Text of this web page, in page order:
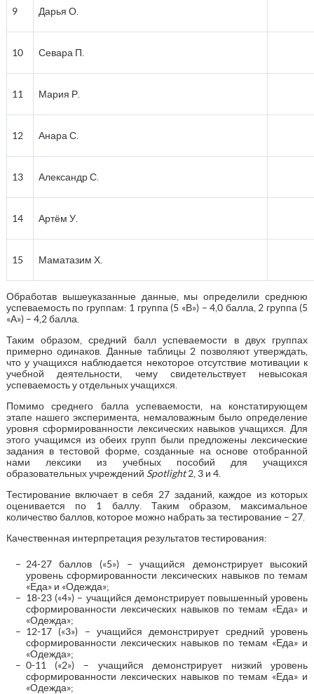
9 Дарья О.
10 Севара П.
11 Мария Р.
12 Анара С.
13 Александр С.
14 Артём У.
15 Маматазим Х.
Обработав вышеуказанные данные, мы определили среднюю
успеваемость по группам: 1 группа (5 «В») – 4,0 балла, 2 группа (5
«А») – 4,2 балла.
Таким образом, средний балл успеваемости в двух группах
примерно одинаков. Данные таблицы 2 позволяют утверждать,
что у учащихся наблюдается некоторое отсутствие мотивации к
учебной деятельности, чему свидетельствует невысокая
успеваемость у отдельных учащихся.
Помимо среднего балла успеваемости, на констатирующем
этапе нашего эксперимента, немаловажным было определение
уровня сформированности лексических навыков учащихся. Для
этого учащимся из обеих групп были предложены лексические
задания в тестовой форме, созданные на основе отобранной
нами лексики из учебных пособий для учащихся
образовательных учреждений Spotlight2, 3 и 4.
Тестирование включает в себя 27 заданий, каждое из которых
оценивается по 1 баллу. Таким образом, максимальное
количество баллов, которое можно набрать за тестирование – 27.
Качественная интерпретация результатов тестирования:
24-27 баллов («5») – учащийся демонстрирует высокий
уровень сформированности лексических навыков по темам
«Еда» и «Одежда»;
18-23 («4») – учащийся демонстрирует повышенный уровень
сформированности лексических навыков по темам «Еда» и
«Одежда»;
12-17 («3») – учащийся демонстрирует средний уровень
сформированности лексических навыков по темам «Еда» и
«Одежда»;
0-11 («2») – учащийся демонстрирует низкий уровень
сформированности лексических навыков по темам «Еда» и
«Одежда»;